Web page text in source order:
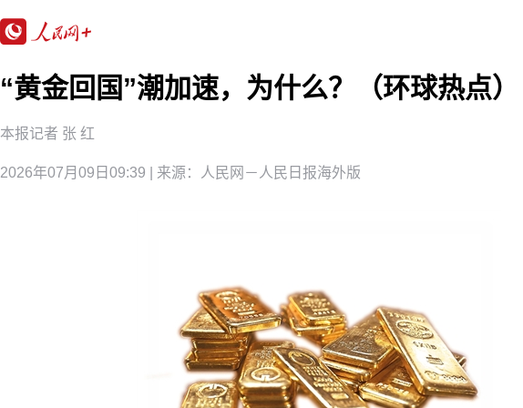
“黄金回国”潮加速，为什么？（环球热点）
本报记者 张 红
2026年07月09日09:39 | 来源： 人民网－人民日报海外版